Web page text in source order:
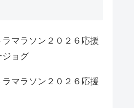
マラソン２０２６応援
ジョグ
マラソン２０２６応援